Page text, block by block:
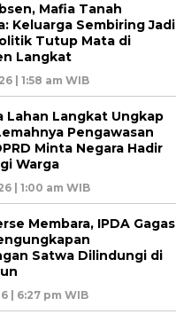
Mafia Tanah
Keluarga Sembiring Jadi
Tutup Mata di
Langkat
| 1:58 am WIB
Lahan Langkat Ungkap
Pengawasan
Minta Negara Hadir
Warga
| 1:00 am WIB
Membara, IPDA Gagas
Satwa Dilindungi di
| 6:27 pm WIB